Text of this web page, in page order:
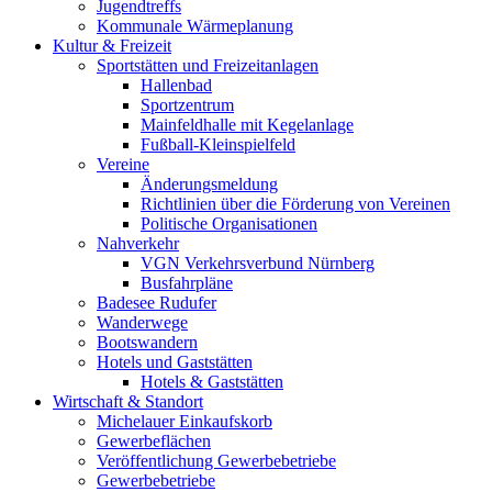
Jugendtreffs
Kommunale Wärmeplanung
Kultur & Freizeit
Sportstätten und Freizeitanlagen
Hallenbad
Sportzentrum
Mainfeldhalle mit Kegelanlage
Fußball-Kleinspielfeld
Vereine
Änderungsmeldung
Richtlinien über die Förderung von Vereinen
Politische Organisationen
Nahverkehr
VGN Verkehrsverbund Nürnberg
Busfahrpläne
Badesee Rudufer
Wanderwege
Bootswandern
Hotels und Gaststätten
Hotels & Gaststätten
Wirtschaft & Standort
Michelauer Einkaufskorb
Gewerbeflächen
Veröffentlichung Gewerbebetriebe
Gewerbebetriebe